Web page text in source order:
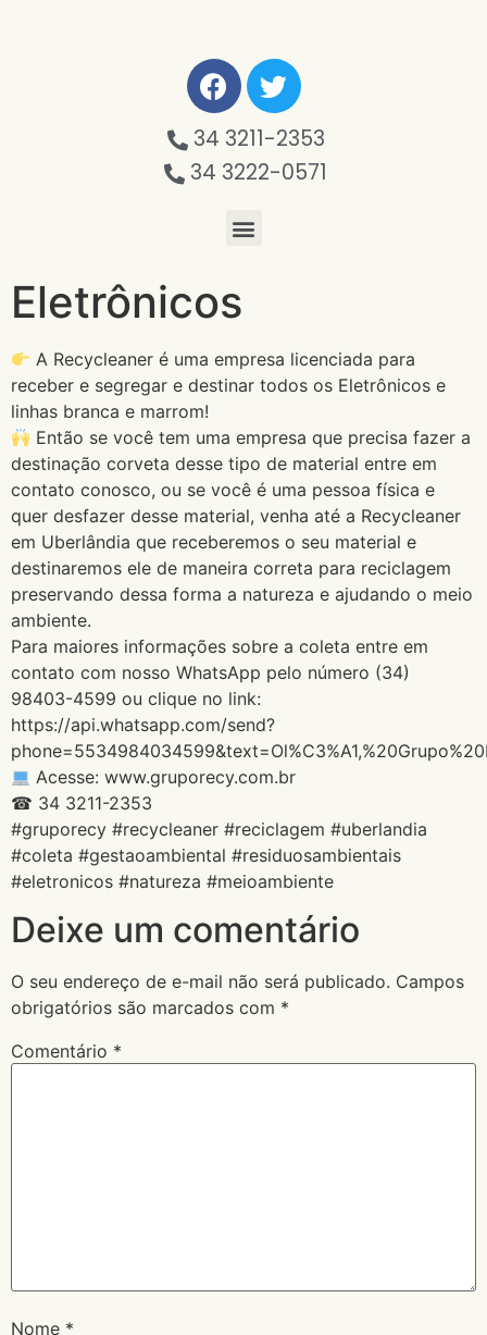
34 3211-2353
34 3222-0571
Eletrônicos
A Recycleaner é uma empresa licenciada para
receber e segregar e destinar todos os Eletrônicos e
linhas branca e marrom!
Então se você tem uma empresa que precisa fazer a
destinação corveta desse tipo de material entre em
contato conosco, ou se você é uma pessoa física e
quer desfazer desse material, venha até a Recycleaner
em Uberlândia que receberemos o seu material e
destinaremos ele de maneira correta para reciclagem
preservando dessa forma a natureza e ajudando o meio
ambiente.
Para maiores informações sobre a coleta entre em
contato com nosso WhatsApp pelo número (34)
98403-4599 ou clique no link:
https://api.whatsapp.com/send?
Acesse: www.gruporecy.com.br
☎ 34 3211-2353
#gruporecy #recycleaner #reciclagem #uberlandia
#coleta #gestaoambiental #residuosambientais
#eletronicos #natureza #meioambiente
Deixe um comentário
O seu endereço de e-mail não será publicado. Campos
obrigatórios são marcados com *
Comentário *
Nome *